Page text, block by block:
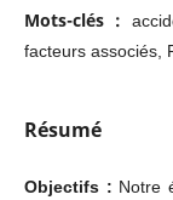
Mots-clés :
facteurs associés,
Résumé
Objectifs : Notre